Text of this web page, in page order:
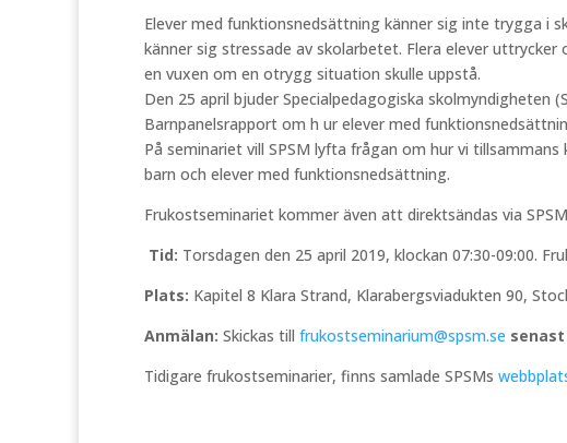
Elever med funktionsnedsättning känner sig inte trygga i
känner sig stressade av skolarbetet. Flera elever
en vuxen om en otrygg situation skulle uppstå.
Den 25 april bjuder Specialpedagogiska
Barnpanelsrapport om h ur elever med
På seminariet vill SPSM lyfta frågan om hur vi
barn och elever med funktionsnedsättning.
Frukostseminariet kommer även att direktsändas via
Tid: Torsdagen den 25 april 2019, klockan 07:30-09:00.
Plats: Kapitel 8 Klara Strand, Klarabergsviadukten 90,
Anmälan: Skickas till frukostseminarium@spsm.se
Tidigare frukostseminarier, finns samlade SPSMs